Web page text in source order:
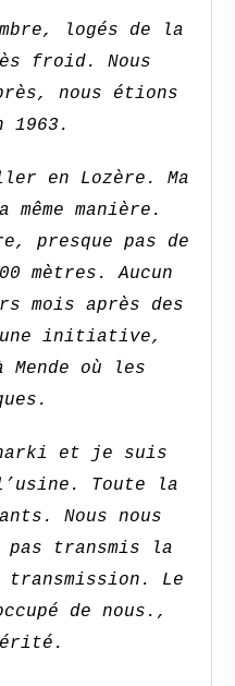
logés de la
froid. Nous
nous étions
1963.
en Lozère. Ma
manière.
presque pas de
mètres. Aucun
mois après des
initiative,
où les
et je suis
Toute la
Nous nous
pas transmis la
transmission. Le
de nous.,